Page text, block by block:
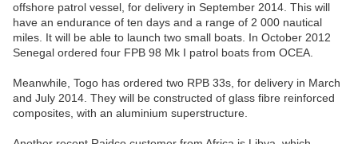
offshore patrol vessel, for delivery in September 2014. This will
have an endurance of ten days and a range of 2 000 nautical
miles. It will be able to launch two small boats. In October 2012
Senegal ordered four FPB 98 Mk I patrol boats from OCEA.
Meanwhile, Togo has ordered two RPB 33s, for delivery in March
and July 2014. They will be constructed of glass fibre reinforced
composites, with an aluminium superstructure.